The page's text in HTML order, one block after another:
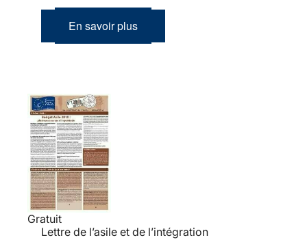
En savoir plus
Gratuit
Lettre de l’asile et de l’intégration